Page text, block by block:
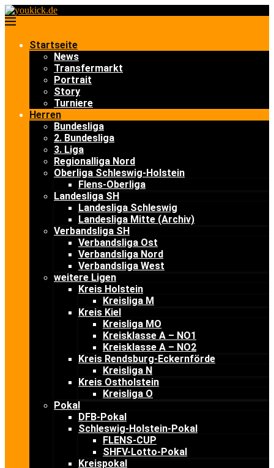
Startseite
News
Transfermarkt
Portrait
Story
Turniere
Herren
Bundesliga
2. Bundesliga
3. Liga
Regionalliga Nord
Oberliga Schleswig-Holstein
Flens-Oberliga
Landesliga SH
Landesliga Schleswig
Landesliga Mitte (Archiv)
Verbandsliga SH
Verbandsliga Ost
Verbandsliga Nord
Verbandsliga West
weitere Ligen
Kreis Holstein
Kreisliga M
Kreis Kiel
Kreisliga MO
Kreisklasse A – NO1
Kreisklasse A – NO2
Kreis Rendsburg-Eckernförde
Kreisliga N
Kreis Ostholstein
Kreisliga O
Pokal
DFB-Pokal
Schleswig-Holstein-Pokal
FLENS-CUP
SHFV-Lotto-Pokal
Kreispokal